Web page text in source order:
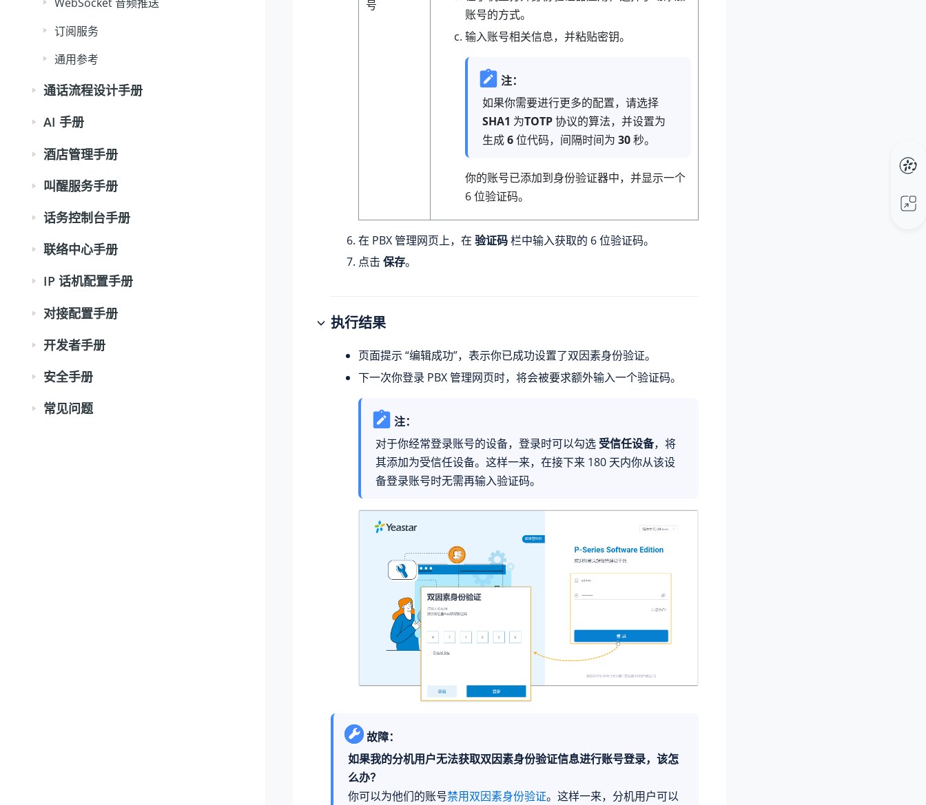
订阅服务
通用参考
通话流程设计手册
AI 手册
酒店管理手册
叫醒服务手册
话务控制台手册
联络中心手册
IP 话机配置手册
对接配置手册
开发者手册
安全手册
常见问题
号
账号的方式。
输入账号相关信息，并粘贴密钥。
注：
如果你需要进行更多的配置，请选择
SHA1 为TOTP协议的算法，并设置为
生成6位代码，间隔时间为 30秒。
你的账号已添加到身份验证器中，并显示一个
6 位验证码。
在 PBX 管理网页上，在 验证码栏中输入获取的 6 位验证码。
点击 保存。
执行结果
页面提示 “编辑成功”，表示你已成功设置了双因素身份验证。
下一次你登录 PBX 管理网页时，将会被要求额外输入一个验证码。
注：
对于你经常登录账号的设备，登录时可以勾选受信任设备，将
其添加为受信任设备。这样一来，在接下来 180 天内你从该设
备登录账号时无需再输入验证码。
故障：
如果我的分机用户无法获取双因素身份验证信息进行账号登录，该怎
么办？
你可以为他们的账号禁用双因素身份验证。这样一来，分机用户可以